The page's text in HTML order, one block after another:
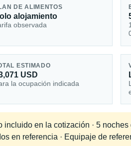
DE ALIMENTOS
alojamiento
observada
ESTIMADO
USD
la ocupación indicada
incluido en la cotización · 5
en referencia · Equipaje de